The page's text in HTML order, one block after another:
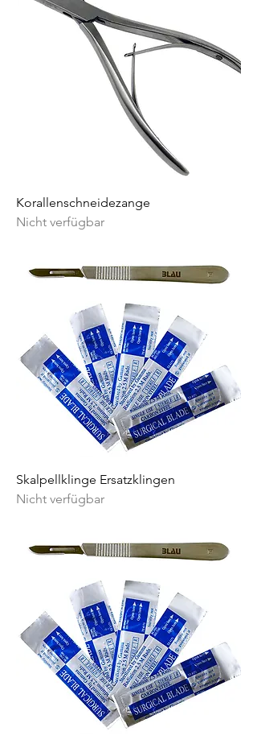
Korallenschneidezange
Nicht verfügbar
Skalpellklinge Ersatzklingen
Nicht verfügbar